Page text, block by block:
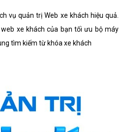
vụ quản trị Web xe khách hiệu quả.
xe khách của bạn tối ưu bộ máy
tìm kiếm từ khóa xe khách